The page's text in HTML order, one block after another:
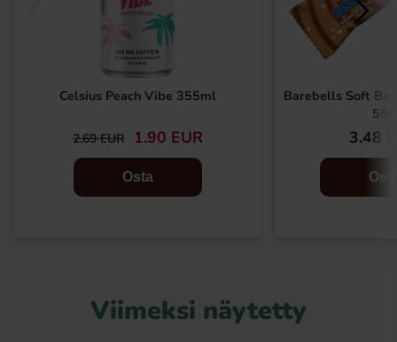
Celsius Peach Vibe 355ml
2.69 EUR 1.90 EUR
Osta
Barebells Soft
55g
3.48
Viimeksi näytetty